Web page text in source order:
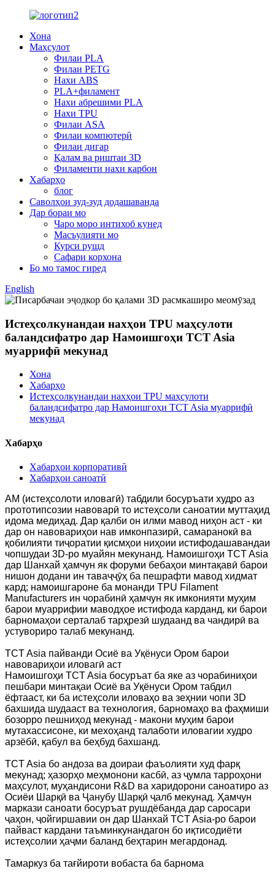
Хона
Маҳсулот
Филаи PLA
Филаи PETG
Нахи ABS
PLA+филамент
Нахи абрешими PLA
Нахи TPU
Филаи ASA
Филаи компютерӣ
Филаи дигар
Қалам ва риштаи 3D
Филаменти нахи карбон
Хабарҳо
блог
Саволҳои зуд-зуд додашаванда
Дар бораи мо
Чаро моро интихоб кунед
Масъулияти мо
Курси рушд
Сафари корхона
Бо мо тамос гиред
English
Истеҳсолкунандаи нахҳои TPU маҳсулоти
баландсифатро дар Намоишгоҳи TCT Asia
муаррифӣ мекунад
Хона
Хабарҳо
Истеҳсолкунандаи нахҳои TPU маҳсулоти
баландсифатро дар Намоишгоҳи TCT Asia муаррифӣ
мекунад
Хабарҳо
Хабарҳои корпоративӣ
Хабарҳои саноатӣ
AM (истеҳсолоти иловагӣ) табдили босуръати худро аз
прототипсозии навоварӣ то истеҳсоли саноатии муттаҳид
идома медиҳад. Дар қалби он илми мавод ниҳон аст - ки
дар он навовариҳои нав имконпазирӣ, самаранокӣ ва
қобилияти тиҷоратии қисмҳои ниҳоии истифодашавандаи
чопшудаи 3D-ро муайян мекунанд. Намоишгоҳи TCT Asia
дар Шанхай ҳамчун як форуми бебаҳои минтақавӣ барои
нишон додани ин таваҷҷӯҳ ба пешрафти мавод хидмат
кард; намоишгароне ба монанди TPU Filament
Manufacturers ин чорабинӣ ҳамчун як имконияти муҳим
барои муаррифии маводҳое истифода карданд, ки барои
барномаҳои серталаб тарҳрезӣ шудаанд ва чандирӣ ва
устувориро талаб мекунанд.
TCT Asia пайванди Осиё ва Уқёнуси Ором барои
навовариҳои иловагӣ аст
Намоишгоҳи TCT Asia босуръат ба яке аз чорабиниҳои
пешбари минтақаи Осиё ва Уқёнуси Ором табдил
ёфтааст, ки ба истеҳсоли иловаҳо ва зеҳнии чопи 3D
бахшида шудааст ва технология, барномаҳо ва фаҳмиши
бозорро пешниҳод мекунад - макони муҳим барои
мутахассисоне, ки мехоҳанд талаботи иловагии худро
арзёбӣ, қабул ва беҳбуд бахшанд.
TCT Asia бо андоза ва доираи фаъолияти худ фарқ
мекунад; ҳазорҳо меҳмонони касбӣ, аз ҷумла тарроҳони
маҳсулот, муҳандисони R&D ва харидорони саноатиро аз
Осиёи Шарқӣ ва Ҷанубу Шарқӣ ҷалб мекунад. Ҳамчун
маркази саноати босуръат рушдёбанда дар саросари
ҷаҳон, ҷойгиршавии он дар Шанхай TCT Asia-ро барои
пайваст кардани таъминкунандагон бо иқтисодиёти
истеҳсолии ҳаҷми баланд беҳтарин мегардонад.
Тамаркуз ба тағйироти вобаста ба барнома